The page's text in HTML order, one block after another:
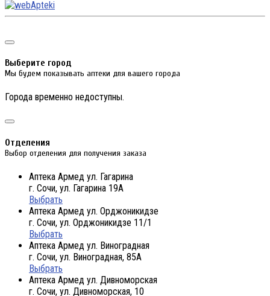
Выберите город
Мы будем показывать аптеки для вашего города
Города временно недоступны.
Отделения
Выбор отделения для получения заказа
Аптека Армед ул. Гагарина
г. Сочи, ул. Гагарина 19А
Выбрать
Аптека Армед ул. Орджоникидзе
г. Сочи, ул. Орджоникидзе 11/1
Выбрать
Аптека Армед ул. Виноградная
г. Сочи, ул. Виноградная, 85А
Выбрать
Аптека Армед ул. Дивноморская
г. Сочи, ул. Дивноморская, 10